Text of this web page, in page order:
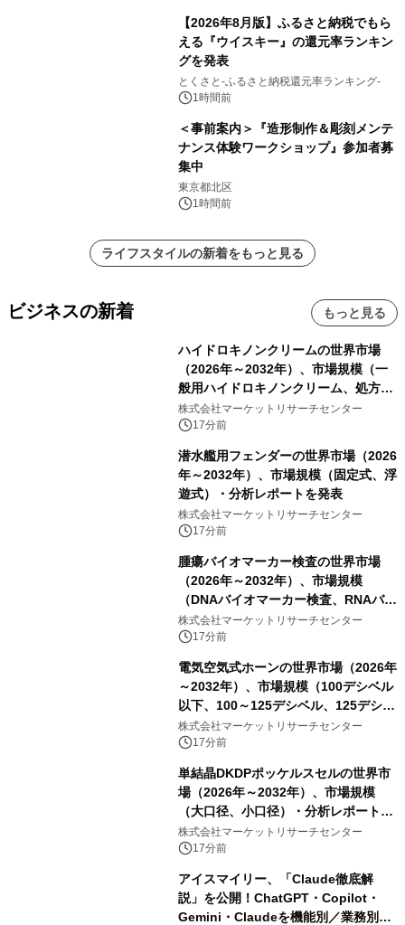
【2026年8月版】ふるさと納税でもら
える『ウイスキー』の還元率ランキン
グを発表
とくさと-ふるさと納税還元率ランキング-
1時間前
＜事前案内＞『造形制作＆彫刻メンテ
ナンス体験ワークショップ』参加者募
集中
東京都北区
1時間前
ライフスタイルの新着をもっと見る
ビジネスの新着 もっと見る
ハイドロキノンクリームの世界市場
（2026年～2032年）、市場規模（一
般用ハイドロキノンクリーム、処方用
ハイドロキノンクリーム）・分析レポ
ートを発表
株式会社マーケットリサーチセンター
17分前
潜水艦用フェンダーの世界市場（2026
年～2032年）、市場規模（固定式、浮
遊式）・分析レポートを発表
株式会社マーケットリサーチセンター
17分前
腫瘍バイオマーカー検査の世界市場
（2026年～2032年）、市場規模
（DNAバイオマーカー検査、RNAバイ
オマーカー検査、タンパク質バイオマ
ーカー検査、細胞ベースのバイオマー
査）・分析レポートを発表
株式会社マーケットリサーチセンター
17分前
電気空気式ホーンの世界市場（2026年
～2032年）、市場規模（100デシベル
以下、100～125デシベル、125デシベ
ル以上）・分析レポートを発表
株式会社マーケットリサーチセンター
17分前
単結晶DKDPポッケルスセルの世界市
場（2026年～2032年）、市場規模
（大口径、小口径）・分析レポートを
発表
株式会社マーケットリサーチセンター
17分前
アイスマイリー、「Claude徹底解
説」を公開！ChatGPT・Copilot・
Gemini・Claudeを機能別／業務別に